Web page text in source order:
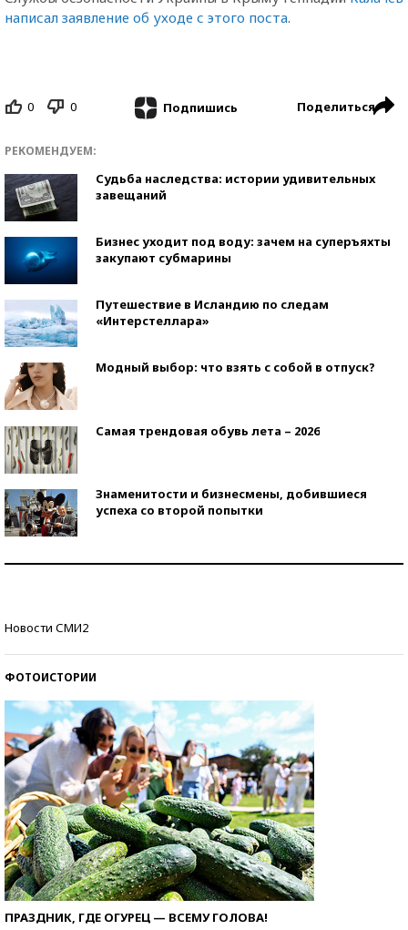
написал заявление об уходе с этого поста.
0 0 Подпишись Поделиться
РЕКОМЕНДУЕМ:
Судьба наследства: истории удивительных
завещаний
Бизнес уходит под воду: зачем на суперъяхты
закупают субмарины
Путешествие в Исландию по следам
«Интерстеллара»
Модный выбор: что взять с собой в отпуск?
Самая трендовая обувь лета – 2026
Знаменитости и бизнесмены, добившиеся
успеха со второй попытки
Новости СМИ2
ФОТОИСТОРИИ
ПРАЗДНИК, ГДЕ ОГУРЕЦ — ВСЕМУ ГОЛОВА!